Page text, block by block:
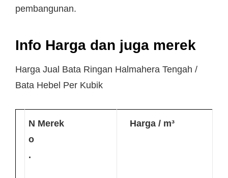
pembangunan.
Info Harga dan juga merek
Harga Jual Bata Ringan Halmahera Tengah /
Bata Hebel Per Kubik
N
o
.
Merek Harga / m³